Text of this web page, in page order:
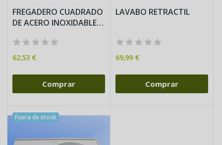
FREGADERO CUADRADO
DE ACERO INOXIDABLE
62,53 €
Comprar
LAVABO RETRACTIL
69,99 €
Comprar
Fuera de stock